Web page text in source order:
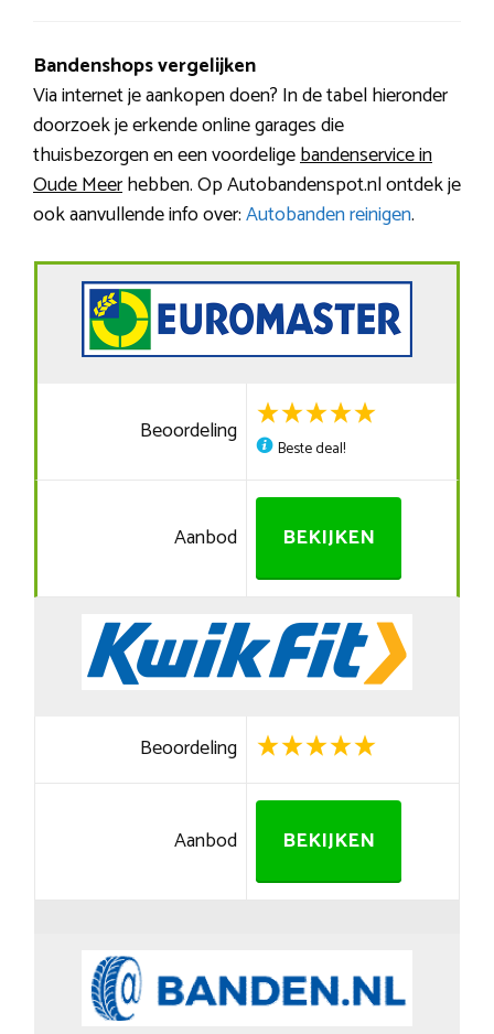
Bandenshops vergelijken
Via internet je aankopen doen? In de tabel hieronder
doorzoek je erkende online garages die
thuisbezorgen en een voordeligebandenservice in
Oude Meerhebben. Op Autobandenspot.nl ontdek je
ook aanvullende info over:Autobanden reinigen.
Beoordeling
Beste deal!
Aanbod BEKIJKEN
Beoordeling
Aanbod BEKIJKEN